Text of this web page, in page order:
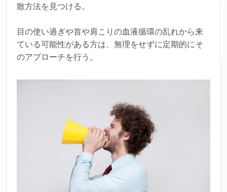
散方法を見つける。
目の使い過ぎや首や肩こりの血液循環の乱れから来
ている可能性がある方は、無理をせずに定期的にそ
のアプローチを行う。